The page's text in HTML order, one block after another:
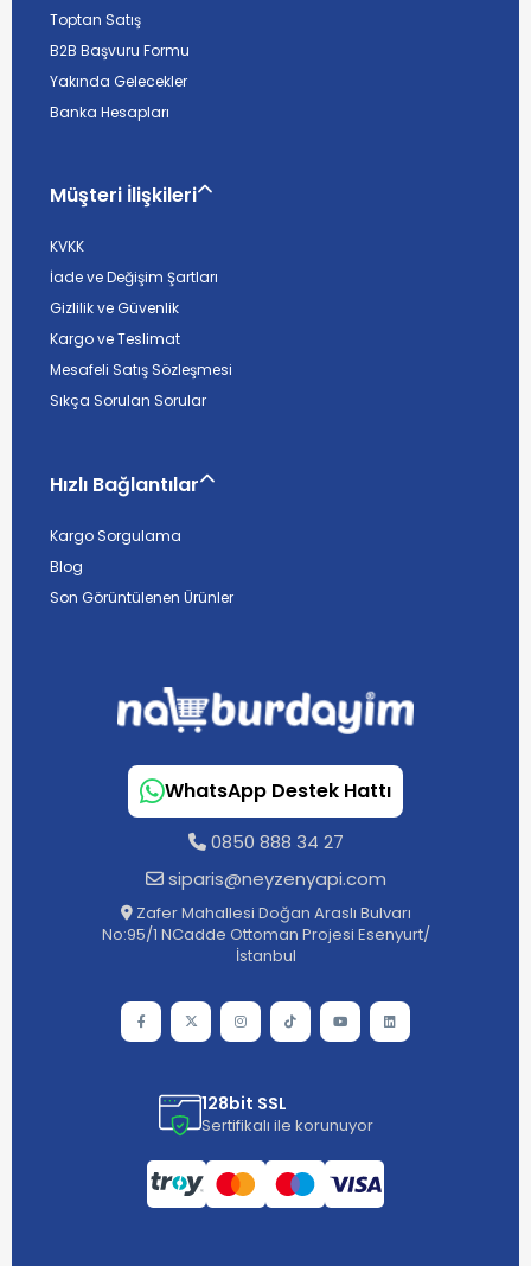
Toptan Satış
B2B Başvuru Formu
Yakında Gelecekler
Banka Hesapları
Müşteri İlişkileri
KVKK
İade ve Değişim Şartları
Gizlilik ve Güvenlik
Kargo ve Teslimat
Mesafeli Satış Sözleşmesi
Sıkça Sorulan Sorular
Hızlı Bağlantılar
Kargo Sorgulama
Blog
Son Görüntülenen Ürünler
WhatsApp Destek Hattı
0850 888 34 27
siparis@neyzenyapi.com
Zafer Mahallesi Doğan Araslı Bulvarı
No:95/1 NCadde Ottoman Projesi Esenyurt/
İstanbul
128bit SSL
Sertifikalı ile korunuyor